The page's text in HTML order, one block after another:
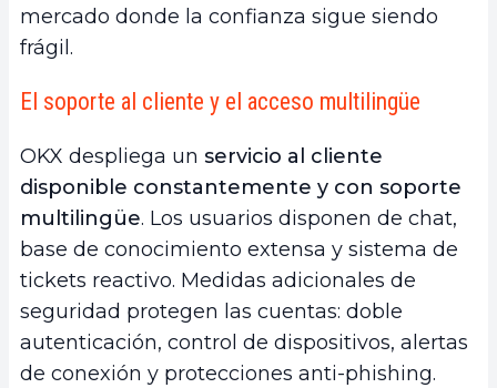
mercado donde la confianza sigue siendo
frágil.
El soporte al cliente y el acceso multilingüe
OKX despliega un servicio al cliente
disponible constantemente y con soporte
multilingüe. Los usuarios disponen de chat,
base de conocimiento extensa y sistema de
tickets reactivo. Medidas adicionales de
seguridad protegen las cuentas: doble
autenticación, control de dispositivos, alertas
de conexión y protecciones anti-phishing.